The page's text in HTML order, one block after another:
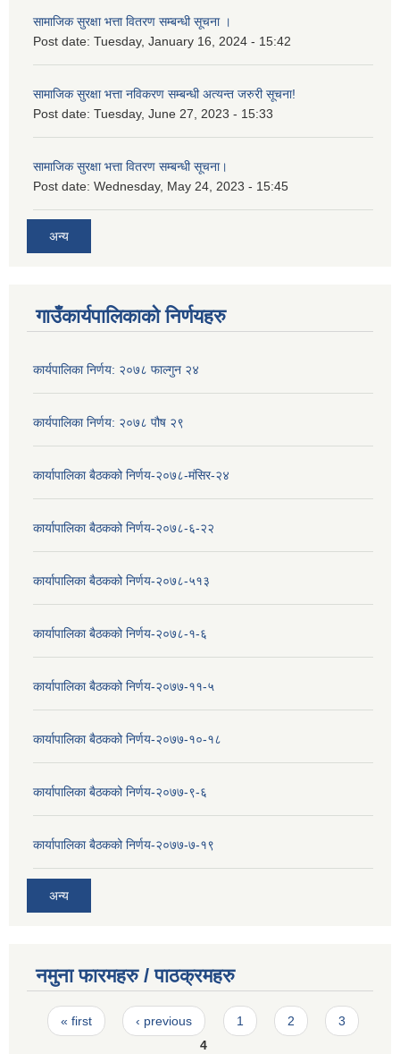
सामाजिक सुरक्षा भत्ता वितरण सम्बन्धी सूचना ।
Post date: Tuesday, January 16, 2024 - 15:42
सामाजिक सुरक्षा भत्ता नविकरण सम्बन्धी अत्यन्त जरुरी सूचना!
Post date: Tuesday, June 27, 2023 - 15:33
सामाजिक सुरक्षा भत्ता वितरण सम्बन्धी सूचना।
Post date: Wednesday, May 24, 2023 - 15:45
अन्य
गाउँकार्यपालिकाको निर्णयहरु
कार्यपालिका निर्णय: २०७८ फाल्गुन २४
कार्यपालिका निर्णय: २०७८ पौष २९
कार्यापालिका बैठकको निर्णय-२०७८-मंसिर-२४
कार्यापालिका बैठकको निर्णय-२०७८-६-२२
कार्यापालिका बैठकको निर्णय-२०७८-५१३
कार्यापालिका बैठकको निर्णय-२०७८-१-६
कार्यापालिका बैठकको निर्णय-२०७७-११-५
कार्यापालिका बैठकको निर्णय-२०७७-१०-१८
कार्यापालिका बैठकको निर्णय-२०७७-९-६
कार्यापालिका बैठकको निर्णय-२०७७-७-१९
अन्य
नमुना फारमहरु / पाठक्रमहरु
Pages
« first ‹ previous 1 2
3
4